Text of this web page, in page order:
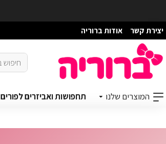
יצירת קשר אודות ברוריה
המוצרים שלנו תחפושות ואביזרים לפורים